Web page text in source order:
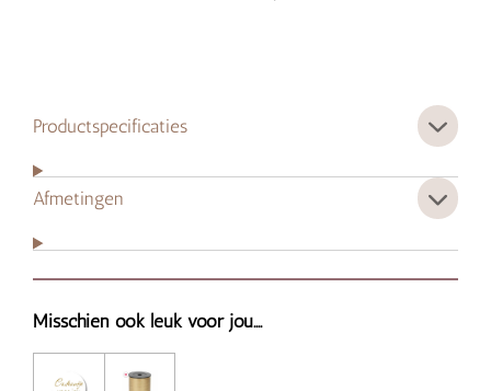
Productspecificaties
Afmetingen
Misschien ook leuk voor jou....